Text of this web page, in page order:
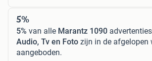
5%
5% van alle Marantz 1090
Audio, Tv en Foto zijn in de afgelopen
aangeboden.